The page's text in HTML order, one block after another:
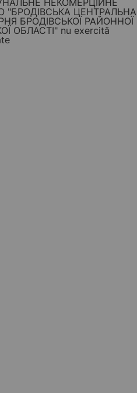
НЕКОМЕРЦІЙНЕ
"БРОДІВСЬКА ЦЕНТРАЛЬНА
БРОДІВСЬКОЇ РАЙОННОЇ
ОБЛАСТІ" nu exercită